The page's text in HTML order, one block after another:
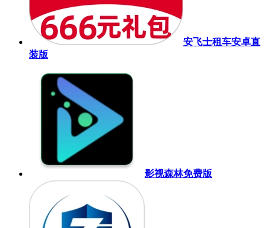
安飞士租车安卓直
装版
影视森林免费版